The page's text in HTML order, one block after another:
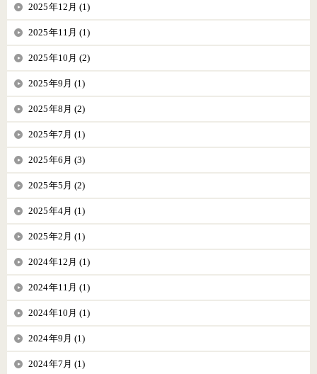
2025年12月 (1)
2025年11月 (1)
2025年10月 (2)
2025年9月 (1)
2025年8月 (2)
2025年7月 (1)
2025年6月 (3)
2025年5月 (2)
2025年4月 (1)
2025年2月 (1)
2024年12月 (1)
2024年11月 (1)
2024年10月 (1)
2024年9月 (1)
2024年7月 (1)